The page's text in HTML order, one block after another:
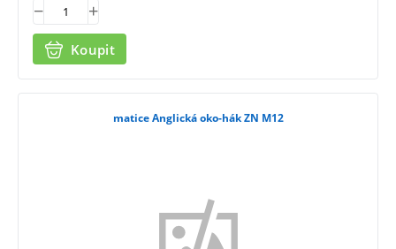
Koupit
matice Anglická oko-hák ZN M12